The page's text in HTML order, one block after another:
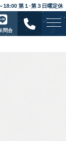
18:00 第１·第３日曜定休
問合